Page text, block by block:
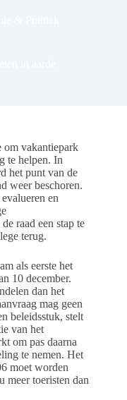
vakantiepark
te helpen. In
het punt van de
weer beschoren.
en
raad een stap te
terug.
als eerste het
10 december.
dan het
mag geen
beleidsstuk, stelt
van het
om pas daarna
te nemen. Het
moet worden
meer toeristen dan